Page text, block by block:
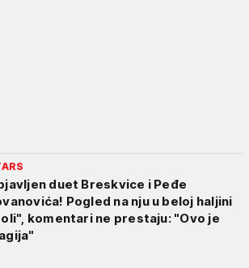
duet Breskvice i Peđe
Pogled na nju u beloj haljini
komentari ne prestaju: "Ovo je